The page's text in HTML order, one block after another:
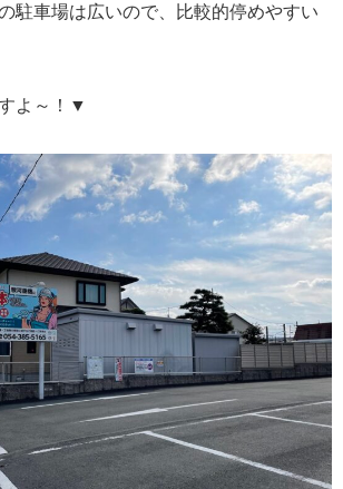
駐車場は広いので、比較的停めやすい
よ～！▼